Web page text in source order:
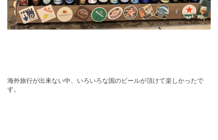
海外旅行が出来ない中、いろいろな国のビールが頂けて楽しかったで
す。